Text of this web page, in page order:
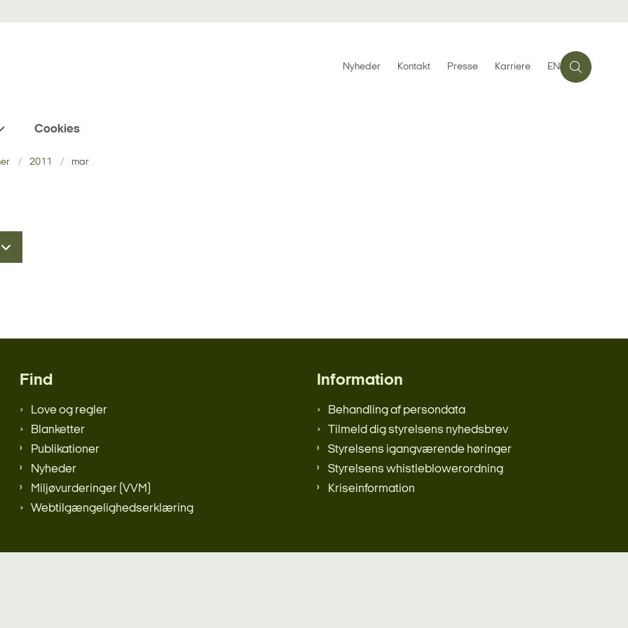
Nyheder Kontakt Presse Karriere EN
Cookies
2011 mar
Find
Love og regler
Blanketter
Publikationer
Nyheder
Miljøvurderinger (VVM)
Webtilgængelighedserklæring
Information
Behandling af persondata
Tilmeld dig styrelsens nyhedsbrev
Styrelsens igangværende høringer
Styrelsens whistleblowerordning
Kriseinformation